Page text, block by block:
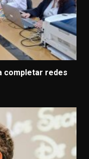
completar redes